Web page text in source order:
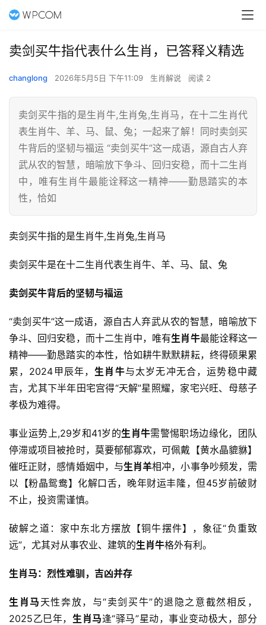
卖剑买牛指代表什么生肖，已答释义精选
changlong 2026年5月5日 下午11:09 生肖解说 阅读 2
卖剑买牛指的是生肖牛,生肖兔,生肖马，在十二生肖代
表生肖牛、羊、马、鼠、兔；一起来了解！同时卖剑买
牛背后的坚韧与福运 “卖剑买牛”这一成语，源自古人弃
武从农的智慧，暗喻放下争斗、回归安稳，而十二生肖
中，唯有生肖牛最能诠释这一精神——勤恳踏实的本
性，恰如
卖剑买牛指的是生肖牛,生肖兔,生肖马
卖剑买牛是在十二生肖代表生肖牛、羊、马、鼠、兔
卖剑买牛背后的坚韧与福运
“卖剑买牛”这一成语，源自古人弃武从农的智慧，暗喻放下
争斗、回归安稳，而十二生肖中，唯有生肖牛最能诠释这一
精神——勤恳踏实的本性，恰如耕牛默默耕耘，终得硕果累
累，2024甲辰年，生肖牛与太岁无冲无合，运势稳中藏
吉，尤其下半年田宅宫得“天解”星照耀，家宅兴旺、母慈子
孝极为难得。
事业运势上,29岁和41岁的生肖牛需警惕职场边缘化，团队
停滞或项目被抢时，莫要郁郁寡欢，可佩戴【黄水晶貔貅】
催旺正财，感情婚姻中，与生肖羊相冲，小事争吵频发，需
以【粉晶鸳鸯】化解口舌，晚年财运丰隆，但45岁前破财
不止，投资需谨慎。
破解之道：家中东北方摆放【铜牛摆件】，象征“负重致
远”，尤其对从事农业、建筑的生肖牛格外有利。
生肖马：烈性难驯，吉凶并存
生肖马 天性奔放，与“卖剑买牛”的退隐之意截然相反，
2025乙巳年， 生肖马逢“驿马”星动，事业变动极大，部分